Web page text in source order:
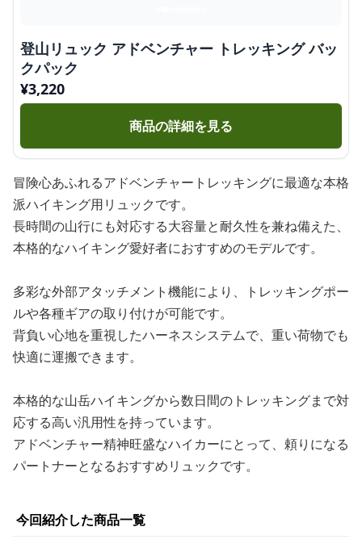
登山リュック アドベンチャー トレッキング バッ
クパック
¥3,220
商品の詳細を見る
冒険心あふれるアドベンチャートレッキングに最適な本格
派ハイキング用リュックです。
長時間の山行にも対応する大容量と耐久性を兼ね備えた、
本格的なハイキング愛好者におすすめのモデルです。
多彩な外部アタッチメント機能により、トレッキングポー
ルや各種ギアの取り付けが可能です。
背負い心地を重視したハーネスシステムで、重い荷物でも
快適に運搬できます。
本格的な山岳ハイキングから数日間のトレッキングまで対
応する高い汎用性を持っています。
アドベンチャー精神旺盛なハイカーにとって、頼りになる
パートナーとなるおすすめリュックです。
今回紹介した商品一覧